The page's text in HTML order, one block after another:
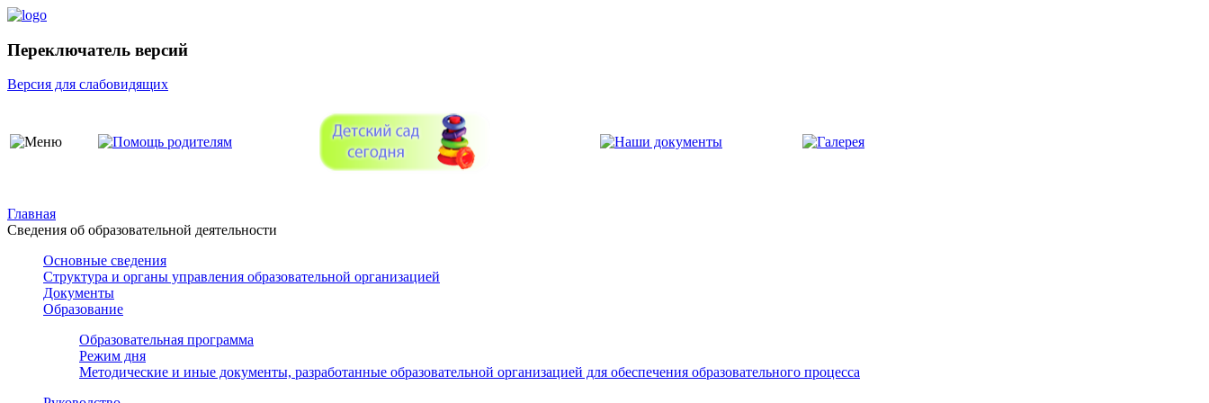
Переключатель версий
Версия для слабовидящих
Главная
Сведения об образовательной деятельности
Основные сведения
Структура и органы управления образовательной организацией
Документы
Образование
Образовательная программа
Режим дня
Методические и иные документы, разработанные образовательной организацией для обеспечения образовательного процесса